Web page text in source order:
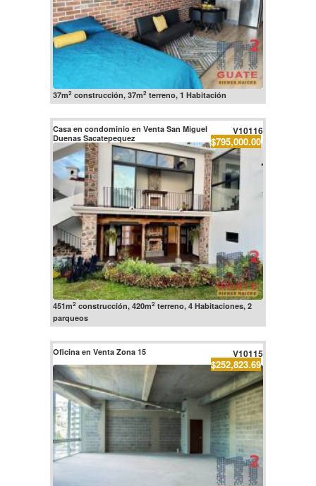
37m2construcción, 37m2terreno, 1 Habitación
Casa en condominio en Venta San Miguel
Duenas Sacatepequez
V10116
$795,000.00
451m2construcción, 420m2terreno, 4 Habitaciones, 2
parqueos
Oficina en Venta Zona 15 V10115
$252,823.69